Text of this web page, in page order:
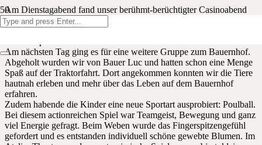
Am Dienstagabend fand unser berühmt-berüchtigter Casinoabend
statt, für den die Kinder sich mächtig in Schale geschmissen haben.
In festlicher Atmosphäre konnten die Kinder an verschiedenen
Am nächsten Tag ging es für eine weitere Gruppe zum Bauernhof.
Abgeholt wurden wir von Bauer Luc und hatten schon eine Menge
Spaß auf der Traktorfahrt. Dort angekommen konnten wir die Tiere
hautnah erleben und mehr über das Leben auf dem Bauernhof
erfahren.
Zudem habende die Kinder eine neue Sportart ausprobiert: Poulball.
Bei diesem actionreichen Spiel war Teamgeist, Bewegung und ganz
viel Energie gefragt. Beim Weben wurde das Fingerspitzengefühl
gefordert und es entstanden individuell schöne gewebte Blumen. Im